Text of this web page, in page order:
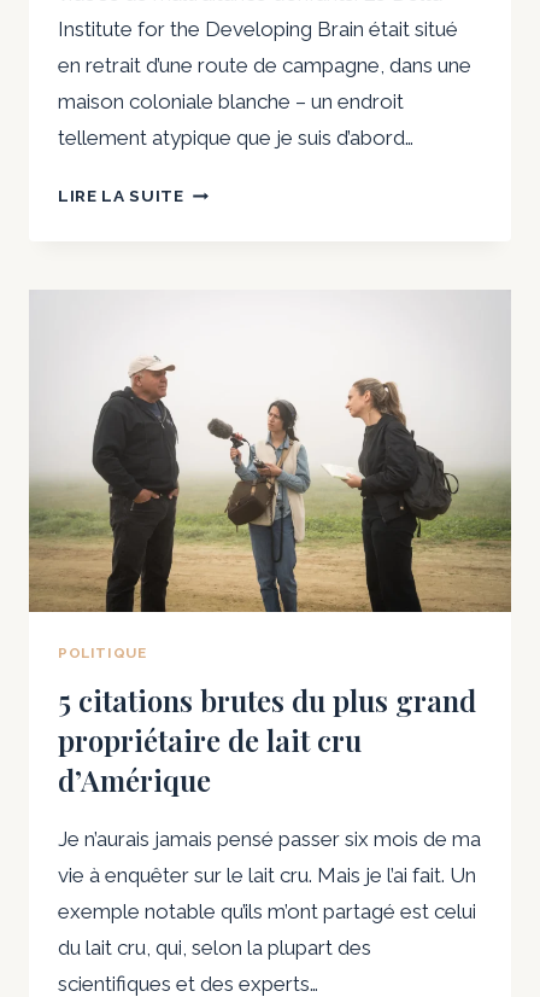
Institute for the Developing Brain était situé
en retrait d’une route de campagne, dans une
maison coloniale blanche – un endroit
tellement atypique que je suis d’abord…
LIRE LA SUITECOMMENT
ABUS
DANS
UNE
ÉCOLE
PRIVÉE
DE
L’ARKANSAS
POLITIQUE
5 citations brutes du plus grand
propriétaire de lait cru
d’Amérique
Je n’aurais jamais pensé passer six mois de ma
vie à enquêter sur le lait cru. Mais je l’ai fait. Un
exemple notable qu’ils m’ont partagé est celui
du lait cru, qui, selon la plupart des
scientifiques et des experts…